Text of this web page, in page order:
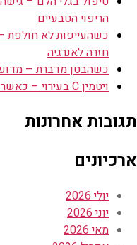
הריפוי הטבעיים
כשהעייפות לא חולפת
חזרה לאנרגיה
כשהבטן מדברת –
ויטמין C בעירוי – כאשר הגוף זקוק לתמיכה מדויקת יותר
תגובות אחרונות
ארכיונים
יולי 2026
יוני 2026
מאי 2026